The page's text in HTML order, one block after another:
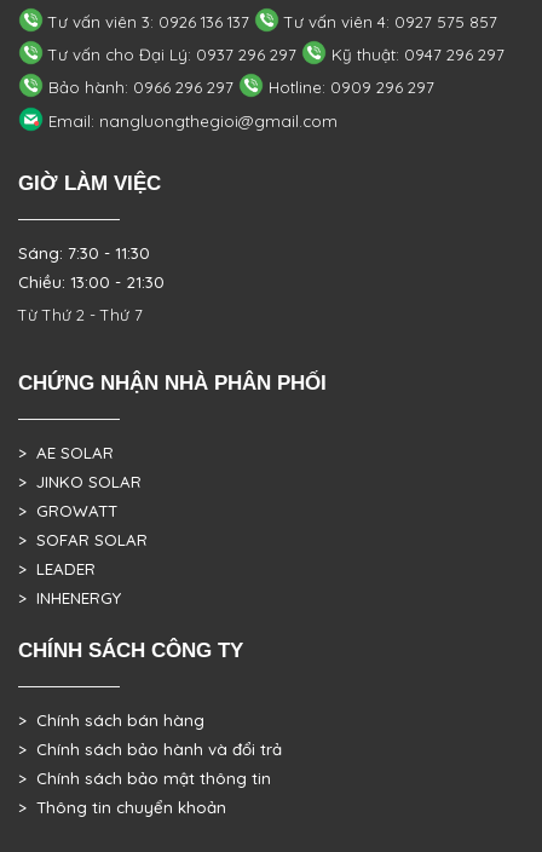
Tư vấn viên 3: 0926 136 137
Tư vấn viên 4: 0927 575 857
Tư vấn cho Đại Lý: 0937 296 297
Kỹ thuật: 0947 296 297
Bảo hành: 0966 296 297
Hotline: 0909 296 297
Email: nangluongthegioi@gmail.com
GIỜ LÀM VIỆC
Sáng: 7:30 - 11:30
Chiều: 13:00 - 21:30
Từ Thứ 2 - Thứ 7
CHỨNG NHẬN NHÀ PHÂN PHỐI
> AE SOLAR
> JINKO SOLAR
> GROWATT
> SOFAR SOLAR
> LEADER
> INHENERGY
CHÍNH SÁCH CÔNG TY
> Chính sách bán hàng
> Chính sách bảo hành và đổi trả
> Chính sách bảo mật thông tin
> Thông tin chuyển khoản